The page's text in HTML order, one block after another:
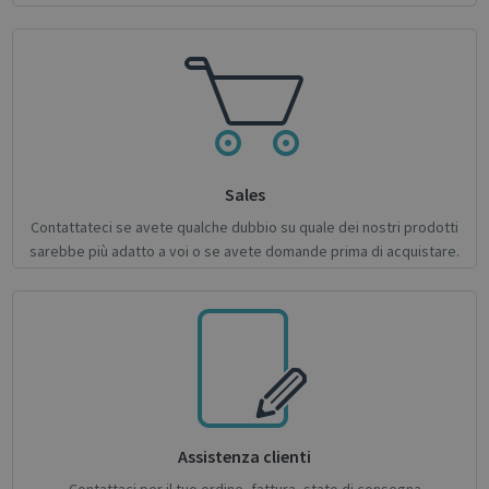
Sales
Contattateci se avete qualche dubbio su quale dei nostri prodotti
sarebbe più adatto a voi o se avete domande prima di acquistare.
Assistenza clienti
support.irislink.com
VISITOR_PRIVACY_METADATA
.youtube.com